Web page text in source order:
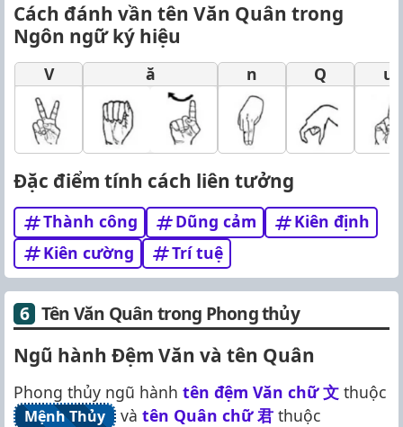
Cách đánh vần tên Văn Quân trong
Ngôn ngữ ký hiệu
V ă n Q u
Đặc điểm tính cách liên tưởng
Thành công Dũng cảm
Kiên định
Kiên cường
Trí tuệ
Tên Văn Quân trong Phong thủy
Ngũ hành Đệm Văn và tên Quân
Phong thủy ngũ hành tên đệm Văn chữ文 thuộc
Mệnh Thủy và tên Quân chữ君 thuộc